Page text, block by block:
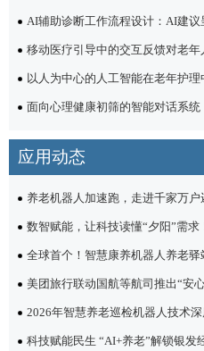
AI辅助诊断工作流程设计：AI建议呈现时
移动医疗引导中的交互反馈对老年人认知负荷的
以人为中心的人工智能在老年护理中的应用： 缓解孤独
面向心理健康初筛的智能对话系统：基于
应用动态
养老机器人加速跑，走进千家万户
数智赋能，让科技读懂“夕阳”需求！ 浦东以“智
全球首个！智慧康养机器人养老驿
美团旅行联动国航等航司推出“安
2026年智慧养老巡检机器人技术深度解
科技赋能民生 “AI+养老”解锁银发